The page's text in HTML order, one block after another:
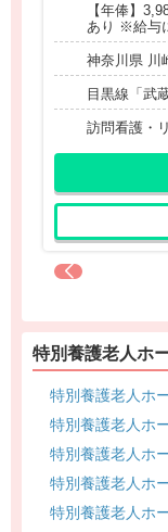
【年俸】
あり ※給与
神奈川県 川
目黒線「武
訪問看護・
特別養護老人ホ
特別養護老人ホ
特別養護老人ホ
特別養護老人ホ
特別養護老人ホ
特別養護老人ホ